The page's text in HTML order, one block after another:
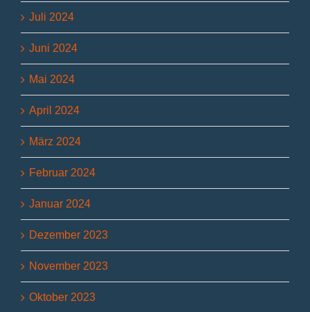
Juli 2024
Juni 2024
Mai 2024
April 2024
März 2024
Februar 2024
Januar 2024
Dezember 2023
November 2023
Oktober 2023